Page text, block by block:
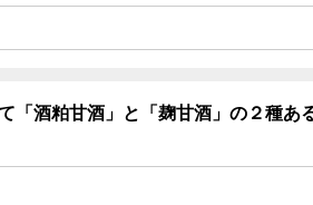
「酒粕甘酒」と「麹甘酒」の２種あ